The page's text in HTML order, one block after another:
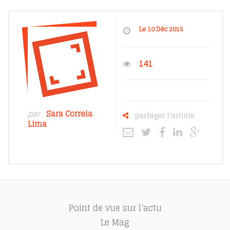
par Sara Correia
Lima
Le 10 Déc 2015
141
partager l'article
Point de vue sur l’actu
Le Mag